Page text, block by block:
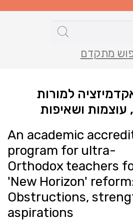
מתקדם
למורות
ושאיפות
An academic
program for ultra-
Orthodox teachers
'New Horizon'
Obstructions,
aspirations